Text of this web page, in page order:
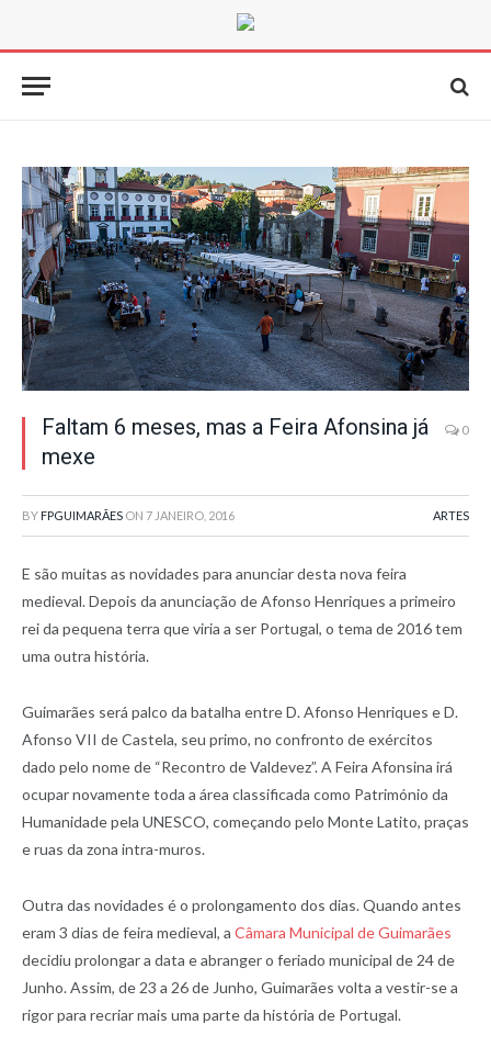
Faltam 6 meses, mas a Feira Afonsina já
mexe
0
BY FPGUIMARÃES ON 7 JANEIRO, 2016 ARTES
E são muitas as novidades para anunciar desta nova feira
medieval. Depois da anunciação de Afonso Henriques a primeiro
rei da pequena terra que viria a ser Portugal, o tema de 2016 tem
uma outra história.
Guimarães será palco da batalha entre D. Afonso Henriques e D.
Afonso VII de Castela, seu primo, no confronto de exércitos
dado pelo nome de “Recontro de Valdevez”. A Feira Afonsina irá
ocupar novamente toda a área classificada como Património da
Humanidade pela UNESCO, começando pelo Monte Latito, praças
e ruas da zona intra-muros.
Outra das novidades é o prolongamento dos dias. Quando antes
eram 3 dias de feira medieval, a Câmara Municipal de Guimarães
decidiu prolongar a data e abranger o feriado municipal de 24 de
Junho. Assim, de 23 a 26 de Junho, Guimarães volta a vestir-se a
rigor para recriar mais uma parte da história de Portugal.